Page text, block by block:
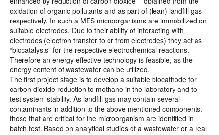
oxidation of organic pollutants and as part of (lean) landfill gas
respectively. In such a MES microorganisms are immobilized on
suitable electrodes. Due to their ability of interacting with
electrodes (electron transfer to or from electrodes) they act as
“biocatalysts” for the respective electrochemical reactions.
Therefore an energy effective technology is feasible, as the
energy content of wastewater can be utilized.
The first project stage is to develop a suitable biocathode for
carbon dioxide reduction to methane in the laboratory and to
test system stability. As landfill gas may contain several
contaminants in addition to the above mentioned components,
those that are critical for the microorganism are identified in
batch test. Based on analytical studies of a wastewater or a real